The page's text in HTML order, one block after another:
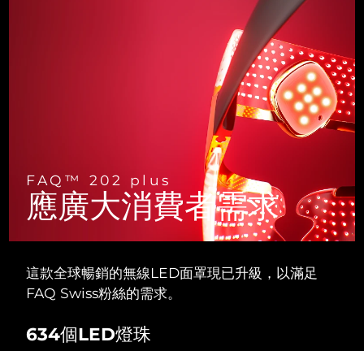
FAQ™ 202 plus
應廣大消費者需求
這款全球暢銷的無線LED面罩現已升級，以滿足
FAQ Swiss粉絲的需求。
634個LED燈珠
預計送達日期
預計送達日期8/8/26
預計送達日期8/16/26
預計送達日期8/10/26
瑞典 預計送達日期8/8/26
瑞士
台灣 8/13/26